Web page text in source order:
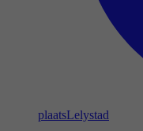
plaatsLelystad